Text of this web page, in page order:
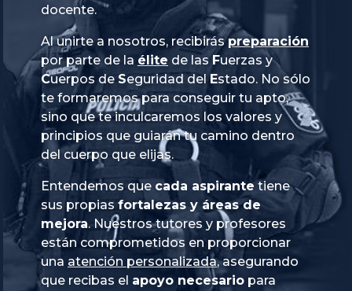
docente.
Al unirte a nosotros, recibiráspreparación
por parte de la élite de las Fuerzas y
Cuerpos de Seguridad del Estado. No sólo
te formaremos para conseguir tu apto,
sino que te inculcaremos los valores y
principios que guiarán tu camino dentro
del cuerpo que elijas.
Entendemos que cada aspirante tiene
sus propias fortalezas y áreas de
mejora. Nuestros tutores y profesores
están comprometidos en proporcionar
una atención personalizada, asegurando
que recibas el apoyo necesario para